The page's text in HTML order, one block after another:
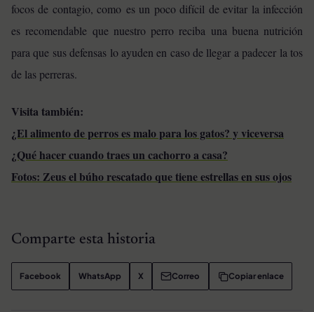
focos de contagio, como es un poco difícil de evitar la infección
es recomendable que nuestro perro reciba una buena nutrición
para que sus defensas lo ayuden en caso de llegar a padecer la tos
de las perreras.
Visita también:
¿El alimento de perros es malo para los gatos? y viceversa
¿Qué hacer cuando traes un cachorro a casa?
Fotos: Zeus el búho rescatado que tiene estrellas en sus ojos
Comparte esta historia
Facebook WhatsApp X Correo Copiar enlace